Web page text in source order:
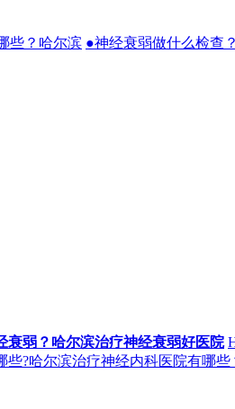
些？哈尔滨 ●神经衰弱做什么检查
衰弱？哈尔滨治疗神经衰弱好医院
?哈尔滨治疗神经内科医院有哪些